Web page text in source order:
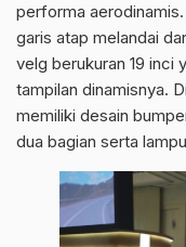
performa
garis atap melandai
velg berukuran 19 inci
tampilan dinamisnya.
memiliki desain
dua bagian serta